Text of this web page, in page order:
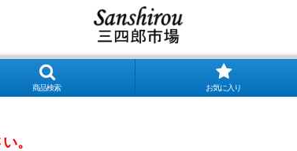
商品検索 お気に入り
。